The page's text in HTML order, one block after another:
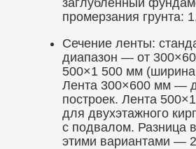
заглублённый
промерзания грунта:
Сечение ленты:
диапазон — от
500×1 500 мм
Лента 300×600 мм —
построек. Лента
для двухэтажного
с подвалом. Разница
этими вариантами —